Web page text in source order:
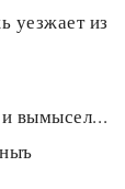
уезжает из
вымысел...